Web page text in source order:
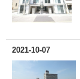
2021-10-07